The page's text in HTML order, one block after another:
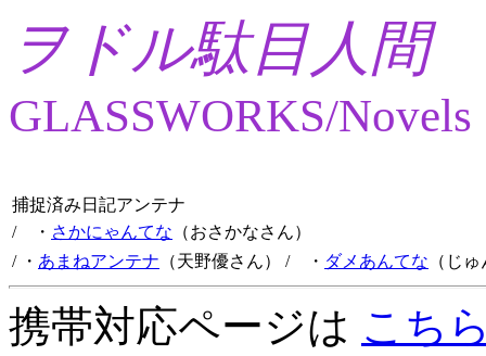
ヲドル駄目人間
GLASSWORKS/Novels
捕捉済み日記アンテナ
/ ・ さかにゃんてな （おさかなさん）
/ ・ あまねアンテナ （天野優さん） / ・ ダメあんてな （じ
携帯対応ページは こち